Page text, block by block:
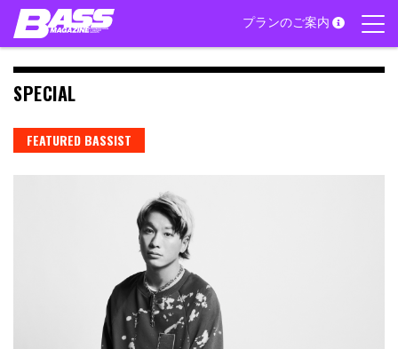
Skip
content
プランのご案内
SPECIAL
FEATURED BASSIST